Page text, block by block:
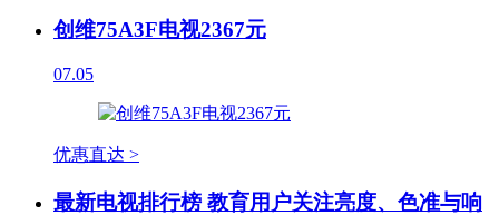
创维75A3F电视2367元
07.05
优惠直达 >
最新电视排行榜 教育用户关注亮度、色准与响